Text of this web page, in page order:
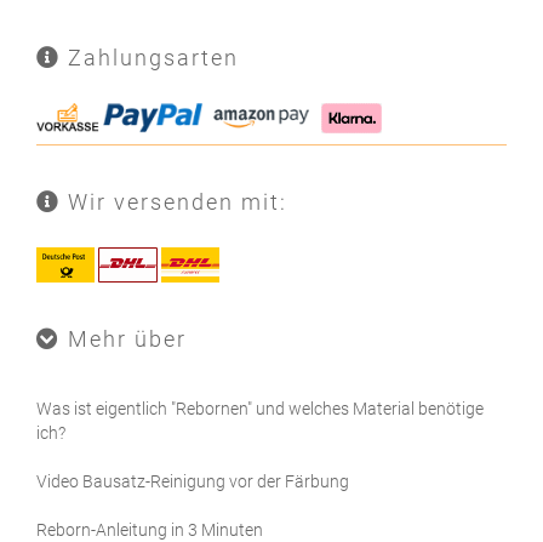
Zahlungsarten
Wir versenden mit:
Mehr über
Was ist eigentlich "Rebornen" und welches Material benötige
ich?
Video Bausatz-Reinigung vor der Färbung
Reborn-Anleitung in 3 Minuten